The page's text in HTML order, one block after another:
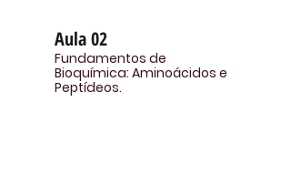
Aula 02
Fundamentos de
Bioquímica: Aminoácidos e
Peptídeos.